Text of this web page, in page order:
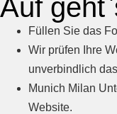
Auf
Füllen Sie das
Wir prüfen Ihre
unverbindlich
Munich Milan
Website.